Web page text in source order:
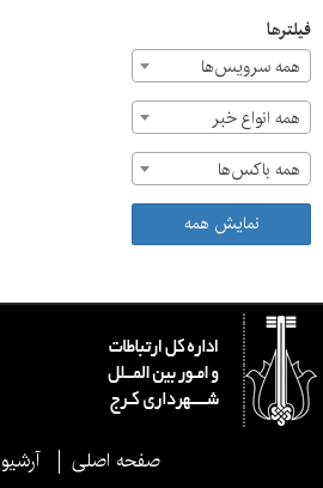
فیلترها
همه سرویس‌ها
همه انواع خبر
همه باکس‌ها
نمایش همه
صفحه اصلی آرشیو